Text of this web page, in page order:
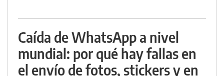
Caída de WhatsApp a nivel
mundial: por qué hay fallas en
el envío de fotos, stickers y en